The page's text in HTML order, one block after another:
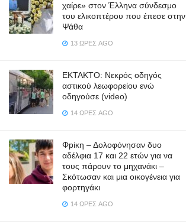
χαίρε» στον Έλληνα σύνδεσμο
του ελικοπτέρου που έπεσε στην
Ψάθα
13 ΏΡΕΣ AGO
ΕΚΤΑΚΤΟ: Νεκρός οδηγός
αστικού λεωφορείου ενώ
οδηγούσε (video)
14 ΏΡΕΣ AGO
Φpiκη – Δολοφόνησαν δυο
αδέλφια 17 και 22 ετών για να
τους πάρουν το μηχανάκι –
Σκότωσαν και μια οικογένεια για
φορτηγάκι
14 ΏΡΕΣ AGO